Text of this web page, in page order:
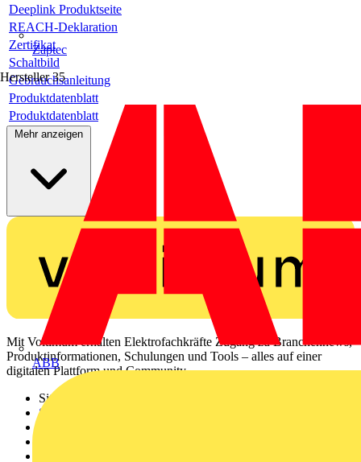
Zaptec
Hersteller 35
ABB
Deeplink Produktseite
REACH-Deklaration
Zertifikat
Schaltbild
Gebrauchsanleitung
Produktdatenblatt
Produktdatenblatt
Mehr anzeigen
Mit Voltimum erhalten Elektrofachkräfte Zugang zu Branchennews,
Produktinformationen, Schulungen und Tools – alles auf einer
digitalen Plattform und Community.
Sitemap
Startseite